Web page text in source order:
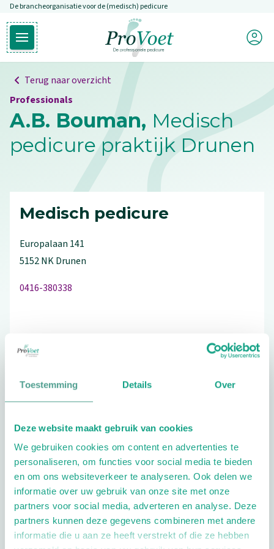
Toestemming Details Over
Deze website maakt gebruik van cookies
We gebruiken cookies om content en advertenties te
personaliseren, om functies voor social media te bieden
en om ons websiteverkeer te analyseren. Ook delen we
informatie over uw gebruik van onze site met onze
partners voor social media, adverteren en analyse. Deze
partners kunnen deze gegevens combineren met andere
informatie die u aan ze heeft verstrekt of die ze hebben
Overslaan en naar de inhoud gaan
De brancheorganisatie voor de (medisch) pedicure
Open hoofdmenu
Ga naar de homepagina
Mijn
Terug naar overzicht
Professionals
A.B. Bouman, Medisch
pedicure praktijk Drunen
Medisch pedicure
Europalaan 141
5152 NKDrunen
0416-380338
Aandachtsgebieden
Diabetes Reuma Geriatrie
Extra opties